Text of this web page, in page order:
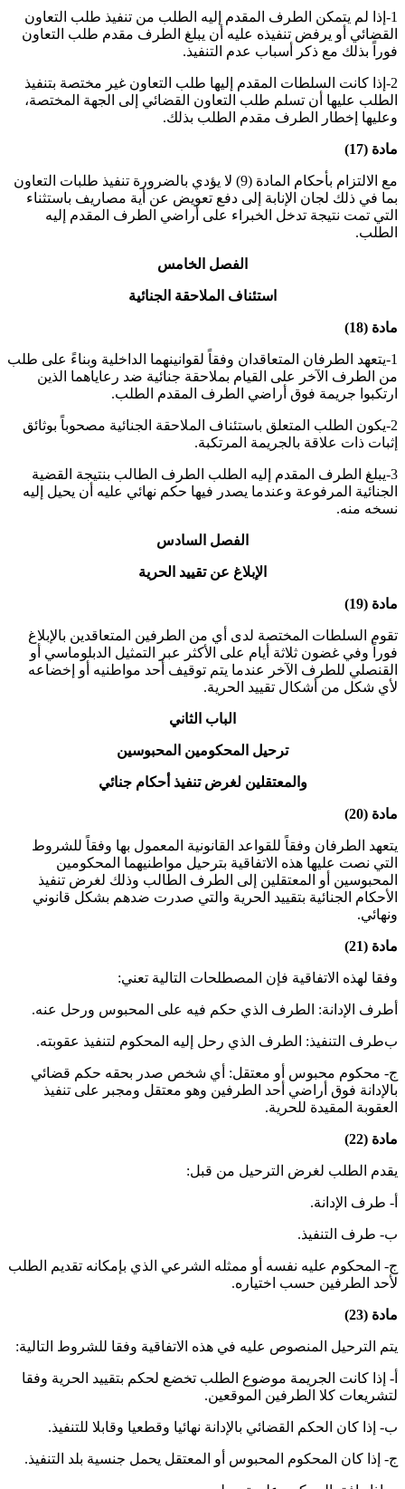
1-إذا لم يتمكن الطرف المقدم إليه الطلب من تنفيذ طلب التعاون
القضائي أو يرفض تنفيذه عليه أن يبلغ الطرف مقدم طلب التعاون
فوراً بذلك مع ذكر أسباب عدم التنفيذ.
2-إذا كانت السلطات المقدم إليها طلب التعاون غير مختصة بتنفيذ
الطلب عليها أن تسلم طلب التعاون القضائي إلى الجهة المختصة،
وعليها إخطار الطرف مقدم الطلب بذلك.
مادة (17)
مع الالتزام بأحكام المادة (9) لا يؤدي بالضرورة تنفيذ طلبات التعاون
بما في ذلك لجان الإنابة إلى دفع تعويض عن أية مصاريف باستثناء
التي تمت نتيجة تدخل الخبراء على أراضي الطرف المقدم إليه
الطلب.
الفصل الخامس
استئناف الملاحقة الجنائية
مادة (18)
1-يتعهد الطرفان المتعاقدان وفقاً لقوانينهما الداخلية وبناءً على طلب
من الطرف الآخر على القيام بملاحقة جنائية ضد رعاياهما الذين
ارتكبوا جريمة فوق أراضي الطرف المقدم الطلب.
2-يكون الطلب المتعلق باستئناف الملاحقة الجنائية مصحوباً بوثائق
إثبات ذات علاقة بالجريمة المرتكبة.
3-يبلغ الطرف المقدم إليه الطلب الطرف الطالب بنتيجة القضية
الجنائية المرفوعة وعندما يصدر فيها حكم نهائي عليه أن يحيل إليه
نسخه منه.
الفصل السادس
الإبلاغ عن تقييد الحرية
مادة (19)
تقوم السلطات المختصة لدى أي من الطرفين المتعاقدين بالإبلاغ
فوراً وفي غضون ثلاثة أيام على الأكثر عبر التمثيل الدبلوماسي أو
القنصلي للطرف الآخر عندما يتم توقيف أحد مواطنيه أو إخضاعه
لأي شكل من أشكال تقييد الحرية.
الباب الثاني
ترحيل المحكومين المحبوسين
والمعتقلين لغرض تنفيذ أحكام جنائي
مادة (20)
يتعهد الطرفان وفقاً للقواعد القانونية المعمول بها وفقاً للشروط
التي نصت عليها هذه الاتفاقية بترحيل مواطنيهما المحكومين
المحبوسين أو المعتقلين إلى الطرف الطالب وذلك لغرض تنفيذ
الأحكام الجنائية بتقييد الحرية والتي صدرت ضدهم بشكل قانوني
ونهائي.
مادة (21)
وفقا لهذه الاتفاقية فإن المصطلحات التالية تعني:
أ‌طرف الإدانة: الطرف الذي حكم فيه على المحبوس ورحل عنه.
ب‌طرف التنفيذ: الطرف الذي رحل إليه المحكوم لتنفيذ عقوبته.
ج- محكوم محبوس أو معتقل: أي شخص صدر بحقه حكم قضائي
بالإدانة فوق أراضي أحد الطرفين وهو معتقل ومجبر على تنفيذ
العقوبة المقيدة للحرية.
مادة (22)
يقدم الطلب لغرض الترحيل من قبل:
أ‌- طرف الإدانة.
ب‌- طرف التنفيذ.
ج- المحكوم عليه نفسه أو ممثله الشرعي الذي بإمكانه تقديم الطلب
لأحد الطرفين حسب اختياره.
مادة (23)
يتم الترحيل المنصوص عليه في هذه الاتفاقية وفقا للشروط التالية:
أ- إذا كانت الجريمة موضوع الطلب تخضع لحكم بتقييد الحرية وفقا
لتشريعات كلا الطرفين الموقعين.
ب- إذا كان الحكم القضائي بالإدانة نهائيا وقطعيا وقابلا للتنفيذ.
ج- إذا كان المحكوم المحبوس أو المعتقل يحمل جنسية بلد التنفيذ.